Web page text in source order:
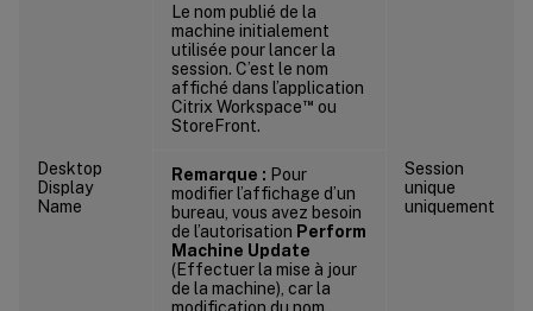
Desktop
Display
Name
Le nom publié de la
machine initialement
utilisée pour lancer la
session. C’est le nom
affiché dans l’application
Citrix Workspace™ ou
StoreFront.
Session
unique
uniquement
Remarque : Pour
modifier l’affichage d’un
bureau, vous avez besoin
de l’autorisation Perform
Machine Update
(Effectuer la mise à jour
de la machine), car la
modification du nom